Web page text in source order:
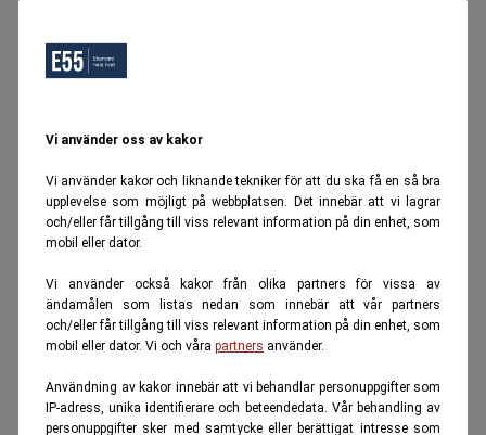
Vi använder oss av kakor
Vi använder kakor och liknande tekniker för att du ska få en så bra
upplevelse som möjligt på webbplatsen. Det innebär att vi lagrar
och/eller får tillgång till viss relevant information på din enhet, som
mobil eller dator.
Vi använder också kakor från olika partners för vissa av
ändamålen som listas nedan som innebär att vår partners
och/eller får tillgång till viss relevant information på din enhet, som
mobil eller dator. Vi och våra partners använder.
Användning av kakor innebär att vi behandlar personuppgifter som
IP-adress, unika identifierare och beteendedata. Vår behandling av
personuppgifter sker med samtycke eller berättigat intresse som